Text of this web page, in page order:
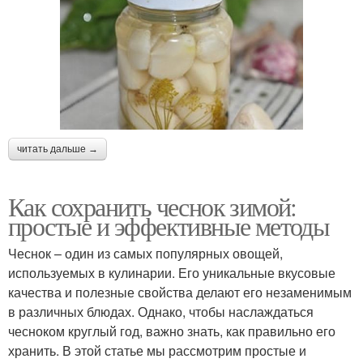
читать дальше →
Как сохранить чеснок зимой:
простые и эффективные методы
Чеснок – один из самых популярных овощей,
используемых в кулинарии. Его уникальные вкусовые
качества и полезные свойства делают его незаменимым
в различных блюдах. Однако, чтобы наслаждаться
чесноком круглый год, важно знать, как правильно его
хранить. В этой статье мы рассмотрим простые и